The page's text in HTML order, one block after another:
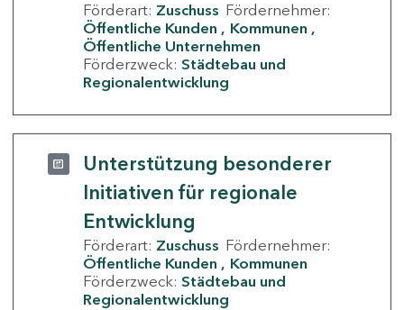
Förderart: Zuschuss Fördernehmer:
Öffentliche Kunden
Kommunen
Öffentliche Unternehmen
Förderzweck: Städtebau und
Regionalentwicklung
Unterstützung besonderer
Initiativen für regionale
Entwicklung
Förderart: Zuschuss Fördernehmer:
Öffentliche Kunden
Kommunen
Förderzweck: Städtebau und
Regionalentwicklung